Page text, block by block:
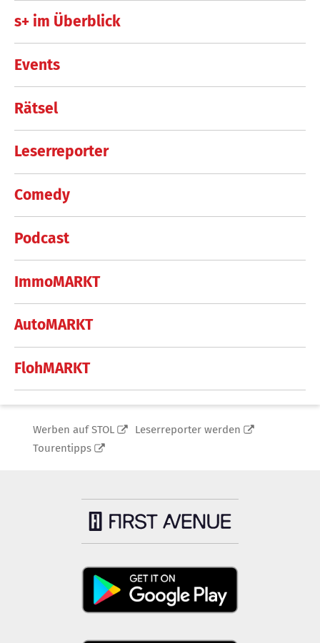
s+ im Überblick
Events
Rätsel
Leserreporter
Comedy
Podcast
ImmoMARKT
AutoMARKT
FlohMARKT
Werben auf STOL
Leserreporter werden
Tourentipps